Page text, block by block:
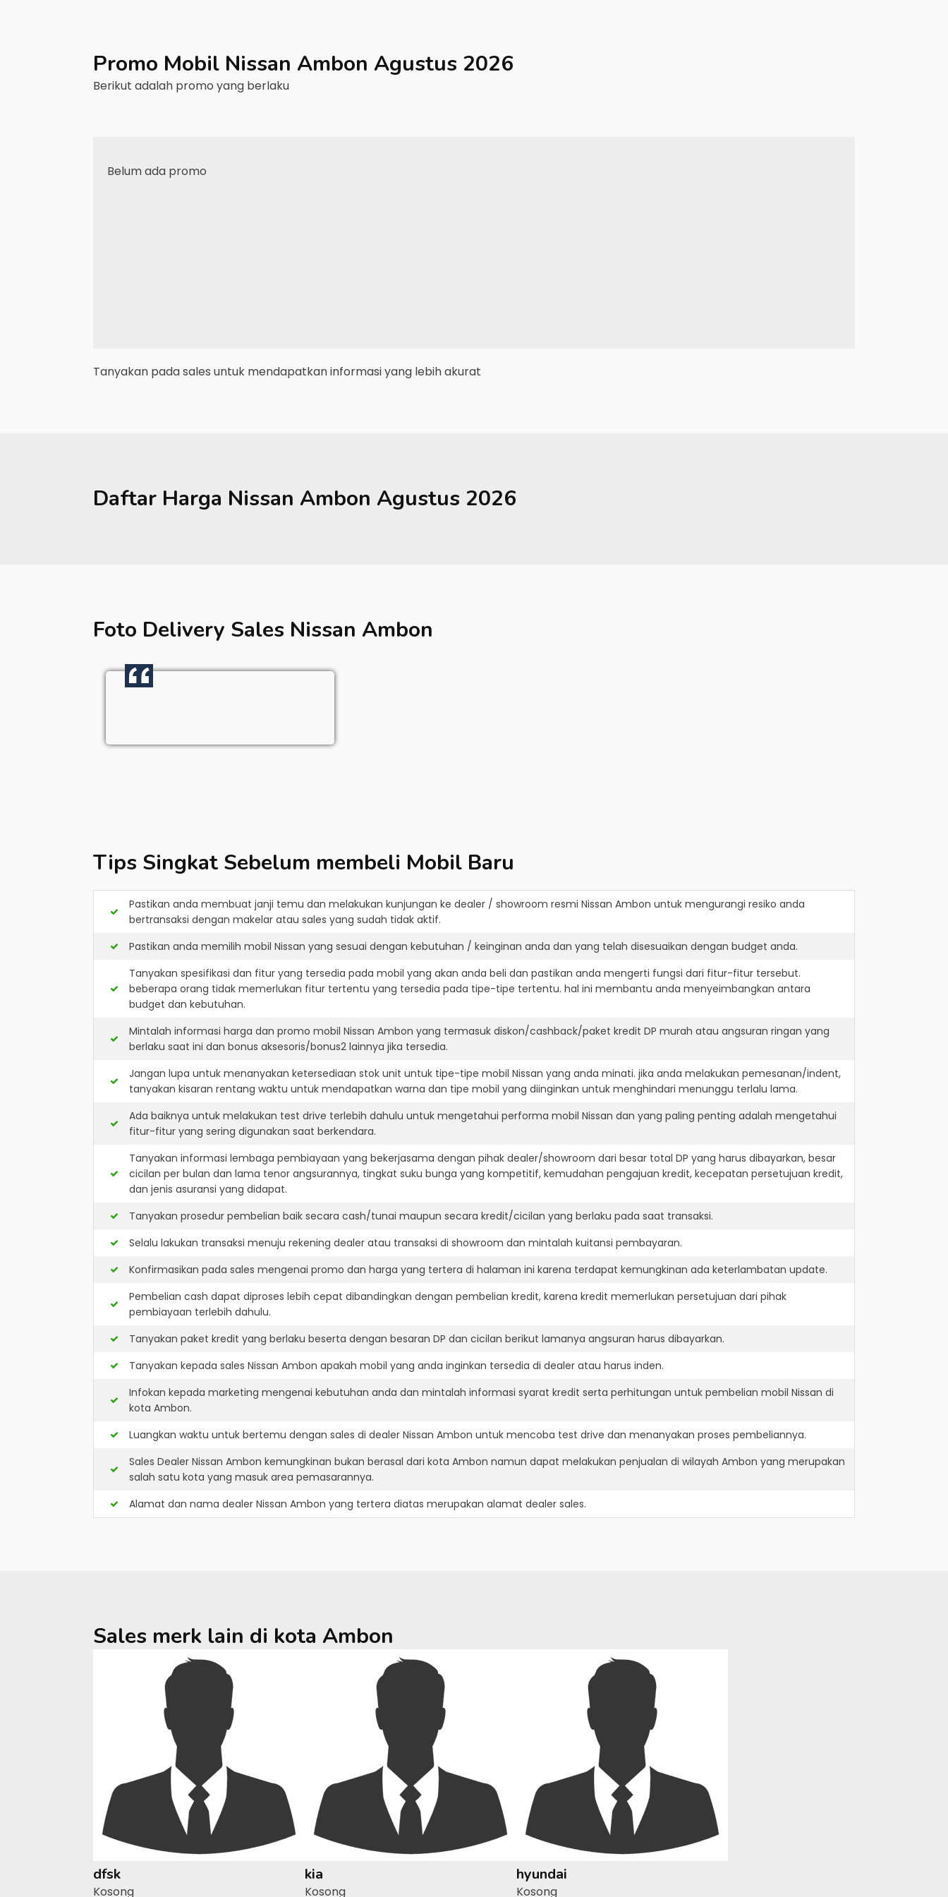
Promo Mobil Nissan Ambon Agustus 2026
Berikut adalah promo yang berlaku
Belum ada promo
Tanyakan pada sales untuk mendapatkan informasi yang lebih akurat
Daftar Harga Nissan Ambon Agustus 2026
Foto Delivery Sales Nissan Ambon
Tips Singkat Sebelum membeli Mobil Baru
Pastikan anda membuat janji temu dan melakukan kunjungan ke dealer / showroom resmi Nissan Ambon untuk mengurangi resiko anda
bertransaksi dengan makelar atau sales yang sudah tidak aktif.
Pastikan anda memilih mobil Nissan yang sesuai dengan kebutuhan / keinginan anda dan yang telah disesuaikan dengan budget anda.
Tanyakan spesifikasi dan fitur yang tersedia pada mobil yang akan anda beli dan pastikan anda mengerti fungsi dari fitur-fitur tersebut.
beberapa orang tidak memerlukan fitur tertentu yang tersedia pada tipe-tipe tertentu. hal ini membantu anda menyeimbangkan antara
budget dan kebutuhan.
Mintalah informasi harga dan promo mobil Nissan Ambon yang termasuk diskon/cashback/paket kredit DP murah atau angsuran ringan yang
berlaku saat ini dan bonus aksesoris/bonus2 lainnya jika tersedia.
Jangan lupa untuk menanyakan ketersediaan stok unit untuk tipe-tipe mobil Nissan yang anda minati. jika anda melakukan pemesanan/indent,
tanyakan kisaran rentang waktu untuk mendapatkan warna dan tipe mobil yang diinginkan untuk menghindari menunggu terlalu lama.
Ada baiknya untuk melakukan test drive terlebih dahulu untuk mengetahui performa mobil Nissan dan yang paling penting adalah mengetahui
fitur-fitur yang sering digunakan saat berkendara.
Tanyakan informasi lembaga pembiayaan yang bekerjasama dengan pihak dealer/showroom dari besar total DP yang harus dibayarkan, besar
cicilan per bulan dan lama tenor angsurannya, tingkat suku bunga yang kompetitif, kemudahan pengajuan kredit, kecepatan persetujuan kredit,
dan jenis asuransi yang didapat.
Tanyakan prosedur pembelian baik secara cash/tunai maupun secara kredit/cicilan yang berlaku pada saat transaksi.
Selalu lakukan transaksi menuju rekening dealer atau transaksi di showroom dan mintalah kuitansi pembayaran.
Konfirmasikan pada sales mengenai promo dan harga yang tertera di halaman ini karena terdapat kemungkinan ada keterlambatan update.
Pembelian cash dapat diproses lebih cepat dibandingkan dengan pembelian kredit, karena kredit memerlukan persetujuan dari pihak
pembiayaan terlebih dahulu.
Tanyakan paket kredit yang berlaku beserta dengan besaran DP dan cicilan berikut lamanya angsuran harus dibayarkan.
Tanyakan kepada sales Nissan Ambon apakah mobil yang anda inginkan tersedia di dealer atau harus inden.
Infokan kepada marketing mengenai kebutuhan anda dan mintalah informasi syarat kredit serta perhitungan untuk pembelian mobil Nissan di
kota Ambon.
Luangkan waktu untuk bertemu dengan sales di dealer Nissan Ambon untuk mencoba test drive dan menanyakan proses pembeliannya.
Sales Dealer Nissan Ambon kemungkinan bukan berasal dari kota Ambon namun dapat melakukan penjualan di wilayah Ambon yang merupakan
salah satu kota yang masuk area pemasarannya.
Alamat dan nama dealer Nissan Ambon yang tertera diatas merupakan alamat dealer sales.
Sales merk lain di kota Ambon
dfsk
Kosong
kia
Kosong
hyundai
Kosong